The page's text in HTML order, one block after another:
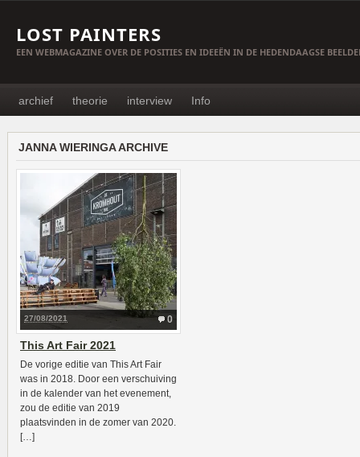
LOST PAINTERS
EEN WEBMAGAZINE OVER DE POSITIES EN IDEEËN IN DE HEDENDAAGSE
archief theorie interview Info
JANNA WIERINGA ARCHIVE
0
27/08/2021
This Art Fair 2021
De vorige editie van This Art Fair
was in 2018. Door een verschuiving
in de kalender van het evenement,
zou de editie van 2019
plaatsvinden in de zomer van 2020.
[…]